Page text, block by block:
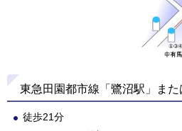
東急田園都市線「鷺沼駅」また
徒歩21分